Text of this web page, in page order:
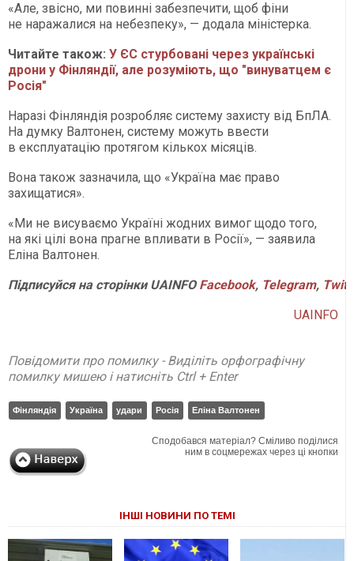
«Але, звісно, ми повинні забезпечити, щоб фіни
не наражалися на небезпеку», — додала міністерка.
Читайте також: У ЄС стурбовані через українські
дрони у Фінляндії, але розуміють, що "винуватцем є
Росія"
Наразі Фінляндія розробляє систему захисту від БпЛА.
На думку Валтонен, систему можуть ввести
в експлуатацію протягом кількох місяців.
Вона також зазначила, що «Україна має право
захищатися».
«Ми не висуваємо Україні жодних вимог щодо того,
на які цілі вона прагне впливати в Росії», — заявила
Еліна Валтонен.
ПідписуйсянасторінкиUAINFO Facebook, Telegram,
UAINFO
Повідомити про помилку - Виділіть орфографічну
помилку мишею і натисніть Ctrl + Enter
Фінляндія Україна удари Росія Еліна Валтонен
Сподобався матеріал? Сміливо поділися
ним в соцмережах через ці кнопки
ІНШІ НОВИНИ ПО ТЕМІ